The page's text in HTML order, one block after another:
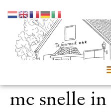
mc snelle